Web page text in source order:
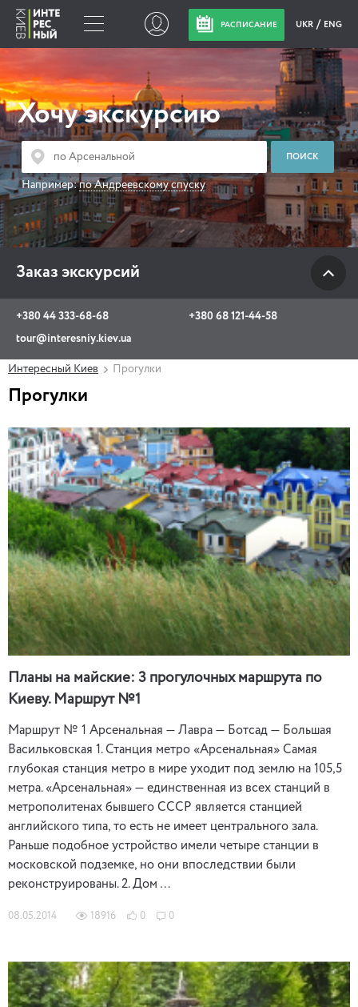
РАСПИСАНИЕ UKR ENG
Хочу экскурсию
Например:по Андреевскому спуску
Заказ экскурсий
+380 44 333-68-68
+380 68 121-44-58
tour@interesniy.kiev.ua
Заказ экскурсий
+380 44 333-68-68
+380 68 121-44-58
tour@interesniy.kiev.ua
с 10.00 до 19:30 ежедневно
Интересный Киев Прогулки
Прогулки
Планы на майские: 3 прогулочных маршрута по
Киеву. Маршрут №1
Маршрут № 1 Арсенальная — Лавра — Ботсад — Большая
Васильковская 1. Станция метро «Арсенальная» Самая
глубокая станция метро в мире уходит под землю на 105,5
метра. «Арсенальная» — единственная из всех станций в
метрополитенах бывшего СССР является станцией
английского типа, то есть не имеет центрального зала.
Раньше подобное устройство имели четыре станции в
московской подземке, но они впоследствии были
реконструированы. 2. Дом …
08.05.2014 18916 0 0